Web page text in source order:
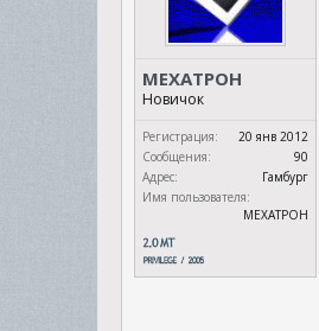
MEXATPOH
Новичок
Регистрация:
20 янв 2012
Сообщения:
90
Адрес:
Гамбург
Имя пользователя:
MEXATPOH